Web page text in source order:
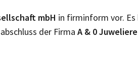
mbH in firminform vor.
der Firma A & 0 Juweliere